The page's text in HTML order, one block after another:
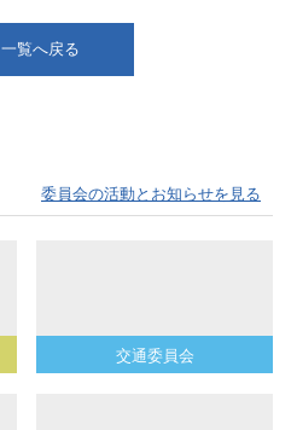
一覧へ戻る
委員会の活動とお知らせを見る
交通委員会